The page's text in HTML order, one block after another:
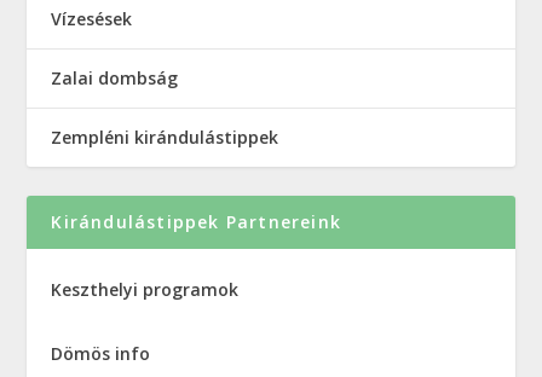
Vízesések
Zalai dombság
Zempléni kirándulástippek
Kirándulástippek Partnereink
Keszthelyi programok
Dömös info